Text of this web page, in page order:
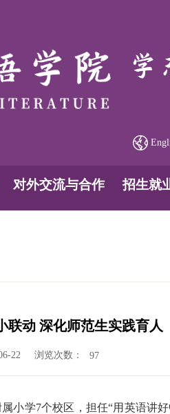
对外交流与合作 招生就
联动 深化师范生实践育人
22 浏览次数： 97
小学7个校区，担任“用英语讲